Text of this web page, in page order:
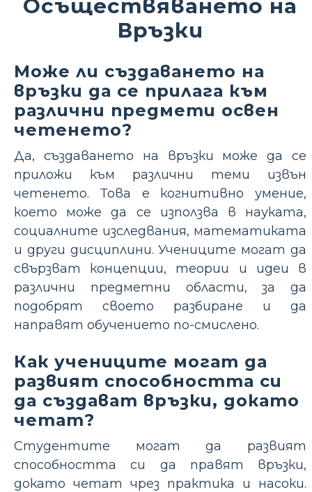
Осъществяването на
Връзки
Може ли създаването на
връзки да се прилага към
различни предмети освен
четенето?
Да, създаването на връзки може да се
приложи към различни теми извън
четенето. Това е когнитивно умение,
което може да се използва в науката,
социалните изследвания, математиката
и други дисциплини. Учениците могат да
свързват концепции, теории и идеи в
различни предметни области, за да
подобрят своето разбиране и да
направят обучението по-смислено.
Как учениците могат да
развият способността си
да създават връзки, докато
четат?
Студентите могат да развият
способността си да правят връзки,
докато четат чрез практика и насоки.